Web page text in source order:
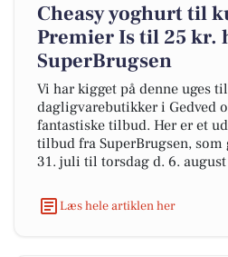
Cheasy yoghurt til
Premier Is til 25 kr.
SuperBrugsen
Vi har kigget på denne uges
dagligvarebutikker i Gedved
fantastiske tilbud. Her er et
tilbud fra SuperBrugsen,
31. juli til torsdag d. 6.
Læs hele artiklen her